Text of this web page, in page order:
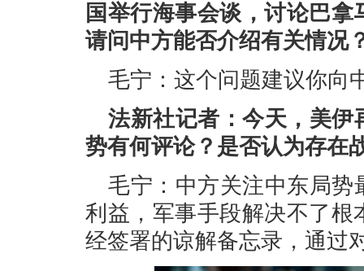
国举行海事会谈，讨论巴
请问中方能否介绍有关情况
毛宁：这个问题建议你向
法新社记者：今天，美伊
势有何评论？是否认为存在
毛宁：中方关注中东局势
利益，军事手段解决不了
经签署的谅解备忘录，通过